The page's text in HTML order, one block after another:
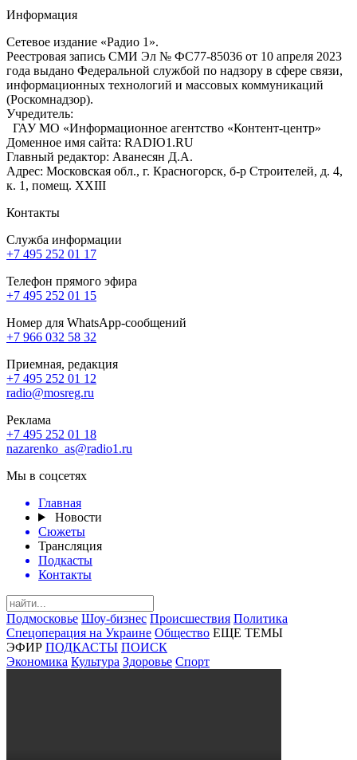
Информация
Сетевое издание «Радио 1».
Реестровая запись СМИ Эл № ФС77-85036 от 10 апреля 2023
года выдано Федеральной службой по надзору в сфере связи,
информационных технологий и массовых коммуникаций
(Роскомнадзор).
Учредитель:
ГАУ МО «Информационное агентство «Контент-центр»
Доменное имя сайта: RADIO1.RU
Главный редактор: Аванесян Д.А.
Адрес: Московская обл., г. Красногорск, б-р Строителей, д. 4,
к. 1, помещ. XXIII
Контакты
Служба информации
+7 495 252 01 17
Телефон прямого эфира
+7 495 252 01 15
Номер для WhatsApp-сообщений
+7 966 032 58 32
Приемная, редакция
+7 495 252 01 12
radio@mosreg.ru
Реклама
+7 495 252 01 18
nazarenko_as@radio1.ru
Мы в соцсетях
Главная
Новости
Сюжеты
Трансляция
Подкасты
Контакты
Подмосковье Шоу-бизнес Происшествия Политика
Спецоперация на Украине Общество ЕЩЕ ТЕМЫ
ЭФИР ПОДКАСТЫ ПОИСК
Экономика Культура Здоровье Спорт